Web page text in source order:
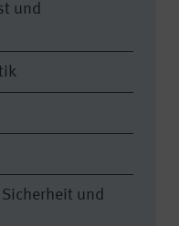
und
und